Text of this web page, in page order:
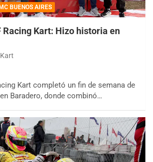
BUENOS AIRES
Racing Kart: Hizo historia en
Kart completó un fin de semana de
Baradero, donde combinó…